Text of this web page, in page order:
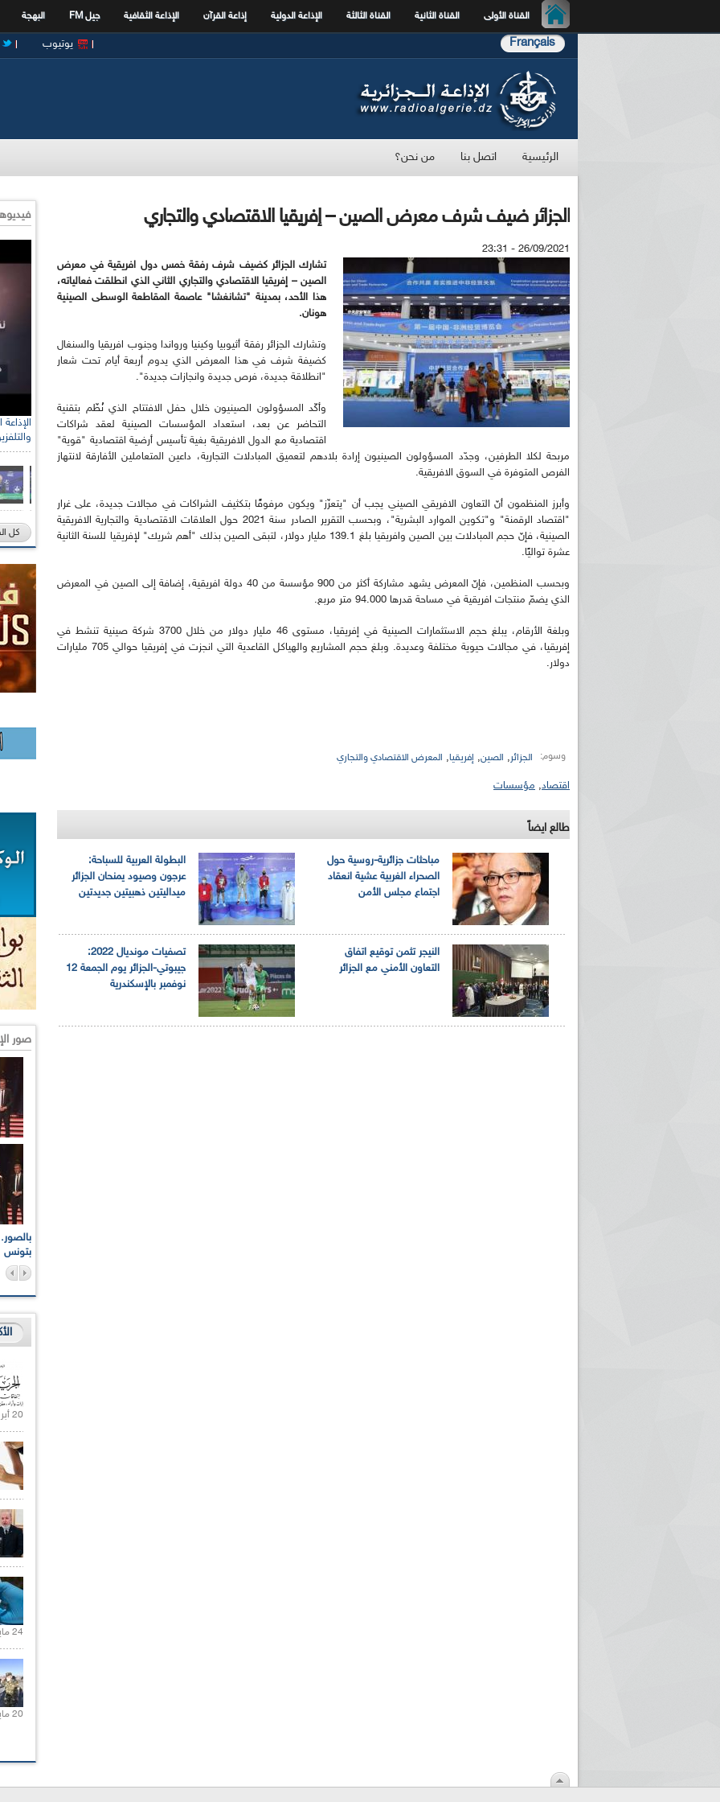
القناة الأولى القناة الثانية القناة الثالثة الإذاعة الدولية إذاعة القرآن الإذاعة الثقافية جيل FM البهجة
Français يوتيوب
الرئيسية اتصل بنا من نحن؟
الجزائر ضيف شرف معرض الصين – إفريقيا الاقتصادي والتجاري
26/09/2021 - 23:31
تشارك الجزائر كضيف شرف رفقة خمس دول افريقية في معرض
الصين – إفريقيا الاقتصادي والتجاري الثاني الذي انطلقت فعالياته،
هذا الأحد، بمدينة "تشانغشا" عاصمة المقاطعة الوسطى الصينية
هونان.
وتشارك الجزائر رفقة أثيوبيا وكينيا ورواندا وجنوب افريقيا والسنغال
كضيفة شرف في هذا المعرض الذي يدوم أربعة أيام تحت شعار
"انطلاقة جديدة، فرص جديدة وانجازات جديدة".
وأكّد المسؤولون الصينيون خلال حفل الافتتاح الذي نُظّم بتقنية
التحاضر عن بعد، استعداد المؤسسات الصينية لعقد شراكات
اقتصادية مع الدول الافريقية بغية تأسيس أرضية اقتصادية "قوية"
مربحة لكلا الطرفين، وجدّد المسؤولون الصينيون إرادة بلادهم لتعميق المبادلات التجارية، داعين المتعاملين الأفارقة لانتهاز
الفرص المتوفرة في السوق الافريقية.
وأبرز المنظمون أنّ التعاون الافريقي الصيني يجب أن "يتعزّز" ويكون مرفوقًا بتكثيف الشراكات في مجالات جديدة، على غرار
"اقتصاد الرقمنة" و"تكوين الموارد البشرية"، وبحسب التقرير الصادر سنة 2021 حول العلاقات الاقتصادية والتجارية الافريقية
الصينية، فإنّ حجم المبادلات بين الصين وافريقيا بلغ 139.1 مليار دولار، لتبقى الصين بذلك "أهم شريك" لإفريقيا للسنة الثانية
عشرة تواليًا.
وبحسب المنظمين، فإنّ المعرض يشهد مشاركة أكثر من 900 مؤسسة من 40 دولة افريقية، إضافة إلى الصين في المعرض
الذي يضمّ منتجات افريقية في مساحة قدرها 94.000 متر مربع.
وبلغة الأرقام، يبلغ حجم الاستثمارات الصينية في إفريقيا، مستوى 46 مليار دولار من خلال 3700 شركة صينية تنشط في
إفريقيا، في مجالات حيوية مختلفة وعديدة. وبلغ حجم المشاريع والهياكل القاعدية التي انجزت في إفريقيا حوالي 705 مليارات
دولار.
وسوم: الجزائر, الصين, إفريقيا, المعرض الاقتصادي والتجاري
اقتصاد, مؤسسات
طالع ايضاً
البطولة العربية للسباحة:
عرجون وصيود يمنحان الجزائر
ميداليتين ذهبيتين جديدتين
مباحثات جزائرية-روسية حول
الصحراء الغربية عشية انعقاد
اجتماع مجلس الأمن
تصفيات مونديال 2022:
جيبوتي-الجزائر يوم الجمعة 12
نوفمبر بالإسكندرية
النيجر تثمن توقيع اتفاق
التعاون الأمني مع الجزائر
كل
صور
بتونس
20 أبريل 2021 |
24 مايو 2021 |
20 مايو 2021 |